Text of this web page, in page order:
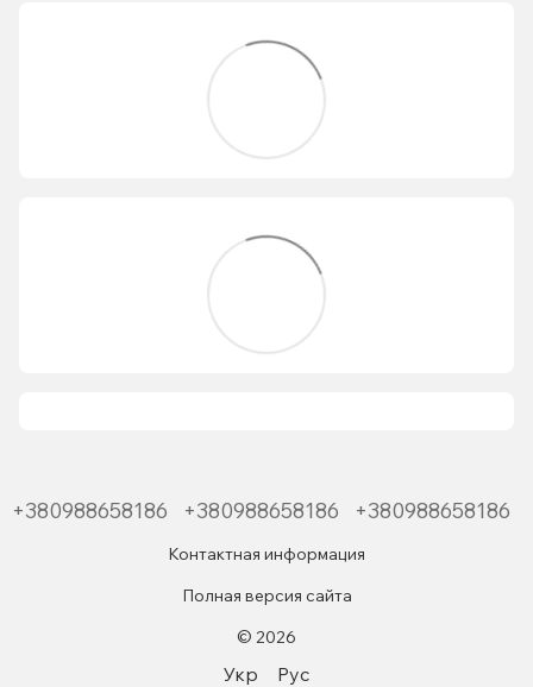
+380988658186 +380988658186 +380988658186
Контактная информация
Полная версия сайта
© 2026
Укр Рус